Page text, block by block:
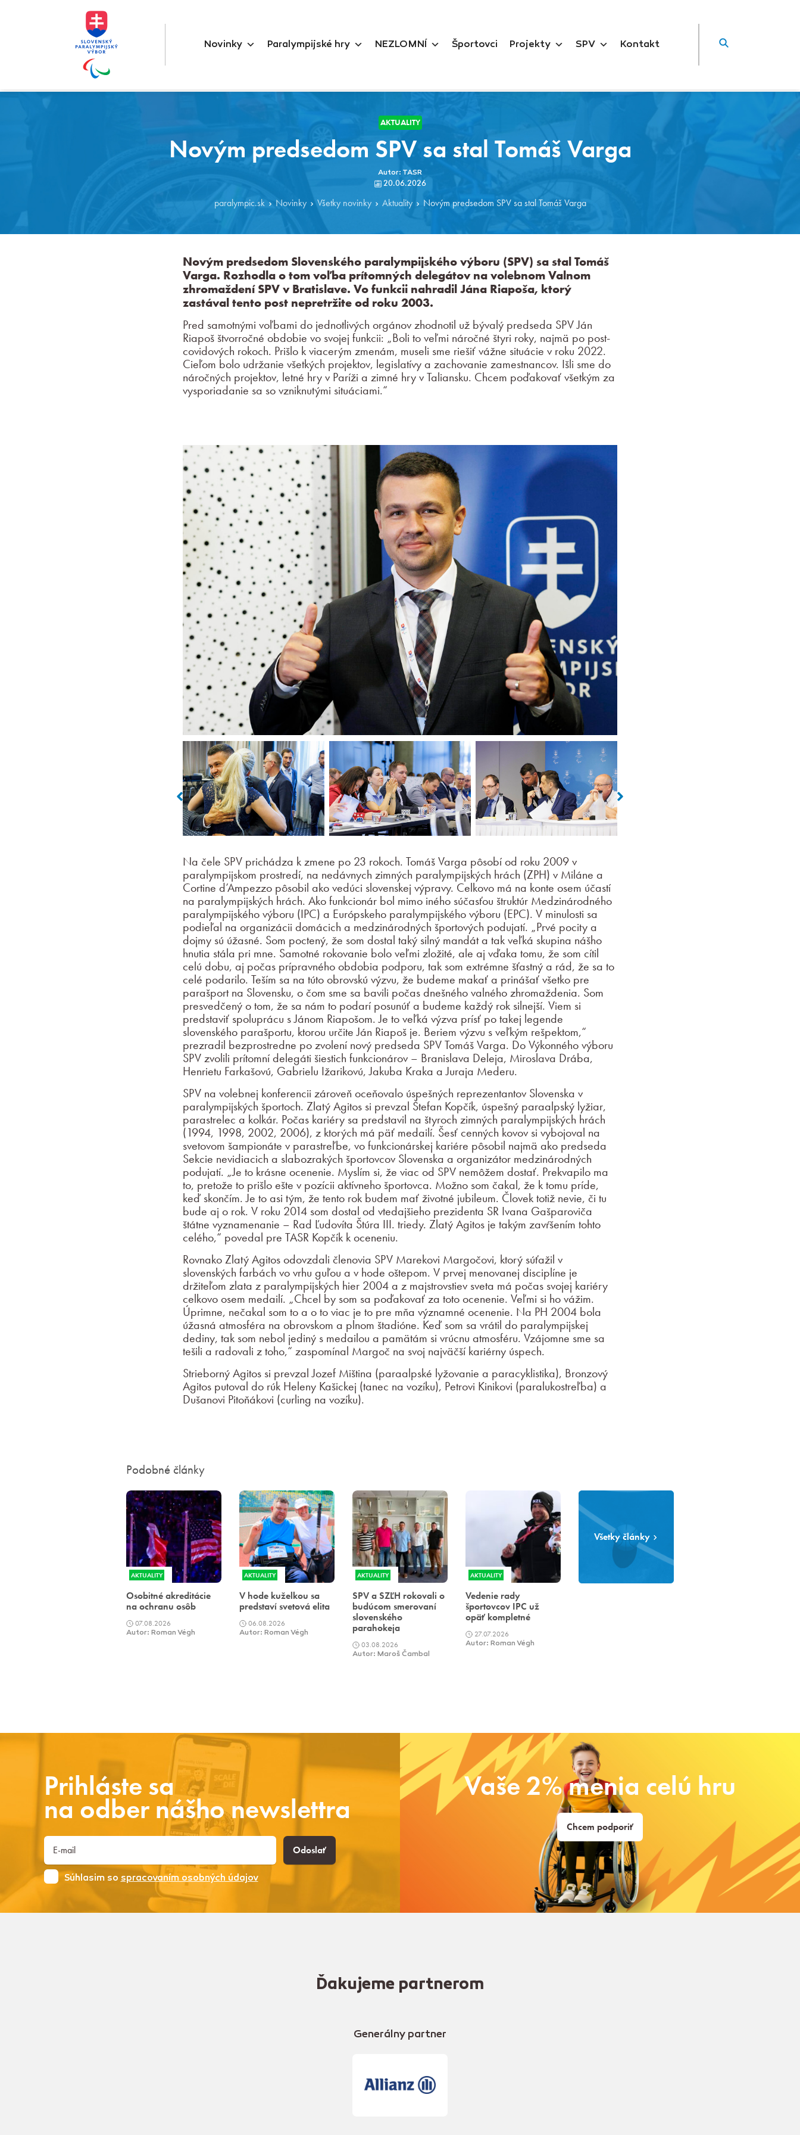
Novinky Paralympijské hry NEZLOMNÍ Športovci Projekty SPV Kontakt
AKTUALITY
Novým predsedom SPV sa stal Tomáš Varga
Autor: TASR
20.06.2026
paralympic.sk Novinky Všetky novinky Aktuality Novým predsedom SPV sa stal Tomáš Varga
Novým predsedom Slovenského paralympijského výboru (SPV) sa stal Tomáš
Varga. Rozhodla o tom voľba prítomných delegátov na volebnom Valnom
zhromaždení SPV v Bratislave. Vo funkcii nahradil Jána Riapoša, ktorý
zastával tento post nepretržite od roku 2003.
Pred samotnými voľbami do jednotlivých orgánov zhodnotil už bývalý predseda SPV Ján
Riapoš štvorročné obdobie vo svojej funkcii: „Boli to veľmi náročné štyri roky, najmä po post-
covidových rokoch. Prišlo k viacerým zmenám, museli sme riešiť vážne situácie v roku 2022.
Cieľom bolo udržanie všetkých projektov, legislatívy a zachovanie zamestnancov. Išli sme do
náročných projektov, letné hry v Paríži a zimné hry v Taliansku. Chcem poďakovať všetkým za
vysporiadanie sa so vzniknutými situáciami.“
Na čele SPV prichádza k zmene po 23 rokoch. Tomáš Varga pôsobí od roku 2009 v
paralympijskom prostredí, na nedávnych zimných paralympijských hrách (ZPH) v Miláne a
Cortine d’Ampezzo pôsobil ako vedúci slovenskej výpravy. Celkovo má na konte osem účastí
na paralympijských hrách. Ako funkcionár bol mimo iného súčasťou štruktúr Medzinárodného
paralympijského výboru (IPC) a Európskeho paralympijského výboru (EPC). V minulosti sa
podieľal na organizácii domácich a medzinárodných športových podujatí. „Prvé pocity a
dojmy sú úžasné. Som poctený, že som dostal taký silný mandát a tak veľká skupina nášho
hnutia stála pri mne. Samotné rokovanie bolo veľmi zložité, ale aj vďaka tomu, že som cítil
celú dobu, aj počas prípravného obdobia podporu, tak som extrémne šťastný a rád, že sa to
celé podarilo. Teším sa na túto obrovskú výzvu, že budeme makať a prinášať všetko pre
parašport na Slovensku, o čom sme sa bavili počas dnešného valného zhromaždenia. Som
presvedčený o tom, že sa nám to podarí posunúť a budeme každý rok silnejší. Viem si
predstaviť spoluprácu s Jánom Riapošom. Je to veľká výzva prísť po takej legende
slovenského parašportu, ktorou určite Ján Riapoš je. Beriem výzvu s veľkým rešpektom,“
prezradil bezprostredne po zvolení nový predseda SPV Tomáš Varga. Do Výkonného výboru
SPV zvolili prítomní delegáti šiestich funkcionárov – Branislava Deleja, Miroslava Drába,
Henrietu Farkašovú, Gabrielu Ižarikovú, Jakuba Kraka a Juraja Mederu.
SPV na volebnej konferencii zároveň oceňovalo úspešných reprezentantov Slovenska v
paralympijských športoch. Zlatý Agitos si prevzal Štefan Kopčík, úspešný paraalpský lyžiar,
parastrelec a kolkár. Počas kariéry sa predstavil na štyroch zimných paralympijských hrách
(1994, 1998, 2002, 2006), z ktorých má päť medailí. Šesť cenných kovov si vybojoval na
svetovom šampionáte v parastreľbe, vo funkcionárskej kariére pôsobil najmä ako predseda
Sekcie nevidiacich a slabozrakých športovcov Slovenska a organizátor medzinárodných
podujatí. „Je to krásne ocenenie. Myslím si, že viac od SPV nemôžem dostať. Prekvapilo ma
to, pretože to prišlo ešte v pozícii aktívneho športovca. Možno som čakal, že k tomu príde,
keď skončím. Je to asi tým, že tento rok budem mať životné jubileum. Človek totiž nevie, či tu
bude aj o rok. V roku 2014 som dostal od vtedajšieho prezidenta SR Ivana Gašparoviča
štátne vyznamenanie – Rad Ľudovíta Štúra III. triedy. Zlatý Agitos je takým zavŕšením tohto
celého,“ povedal pre TASR Kopčík k oceneniu.
Rovnako Zlatý Agitos odovzdali členovia SPV Marekovi Margočovi, ktorý súťažil v
slovenských farbách vo vrhu guľou a v hode oštepom. V prvej menovanej disciplíne je
držiteľom zlata z paralympijských hier 2004 a z majstrovstiev sveta má počas svojej kariéry
celkovo osem medailí. „Chcel by som sa poďakovať za toto ocenenie. Veľmi si ho vážim.
Úprimne, nečakal som to a o to viac je to pre mňa významné ocenenie. Na PH 2004 bola
úžasná atmosféra na obrovskom a plnom štadióne. Keď som sa vrátil do paralympijskej
dediny, tak som nebol jediný s medailou a pamätám si vrúcnu atmosféru. Vzájomne sme sa
tešili a radovali z toho,“ zaspomínal Margoč na svoj najväčší kariérny úspech.
Strieborný Agitos si prevzal Jozef Miština (paraalpské lyžovanie a paracyklistika), Bronzový
Agitos putoval do rúk Heleny Kašickej (tanec na vozíku), Petrovi Kinikovi (paralukostreľba) a
Dušanovi Pitoňákovi (curling na vozíku).
Podobné články
AKTUALITY
Osobitné akreditácie
na ochranu osôb
07.08.2026
Autor: Roman Végh
AKTUALITY
V hode kuželkou sa
predstaví svetová elita
06.08.2026
Autor: Roman Végh
AKTUALITY
SPV a SZĽH rokovali o
budúcom smerovaní
slovenského
parahokeja
03.08.2026
Autor: Maroš Čambal
AKTUALITY
Vedenie rady
športovcov IPC už
opäť kompletné
27.07.2026
Autor: Roman Végh
Všetky články
Prihláste sa
na odber nášho newslettra
Odoslať
Súhlasim so spracovaním osobných údajov
Vaše 2% menia celú hru
Chcem podporiť
Ďakujeme partnerom
Generálny partner